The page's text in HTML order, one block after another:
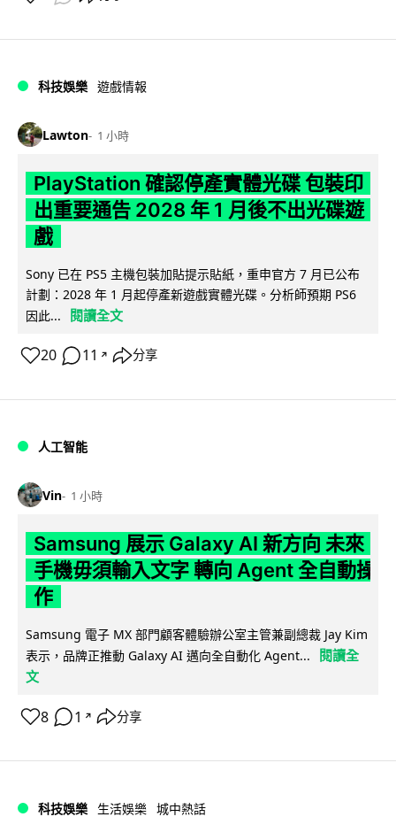
科技娛樂 遊戲情報
Lawton 1 小時
PlayStation 確認停產實體光碟 包裝印
出重要通告 2028 年 1 月後不出光碟遊
戲
Sony 已在 PS5 主機包裝加貼提示貼紙，重申官方 7 月已公布
計劃：2028 年 1 月起停產新遊戲實體光碟。分析師預期 PS6
因此...
閱讀全文
20 11 ↗ 分享
人工智能
Vin 1 小時
Samsung 展示 Galaxy AI 新方向 未來
手機毋須輸入文字 轉向 Agent 全自動操
作
Samsung 電子 MX 部門顧客體驗辦公室主管兼副總裁 Jay Kim
表示，品牌正推動 Galaxy AI 邁向全自動化 Agent...
閱讀全
文
8 1 ↗ 分享
科技娛樂 生活娛樂 城中熱話